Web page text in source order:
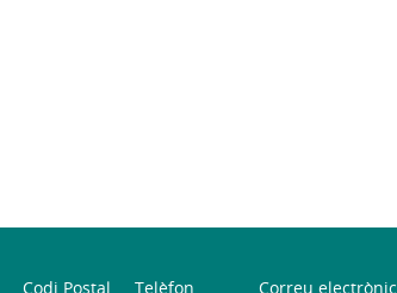
Codi Postal
Telèfon
Correu electrònic